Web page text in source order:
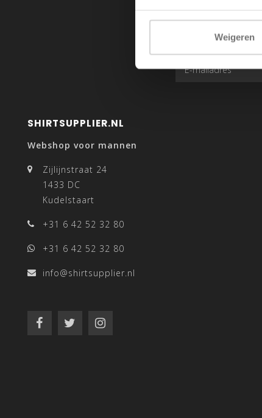
Weigeren
SHIRTSUPPLIER.NL
Webshop voor mannen
Zijlijnstraat 24
1433 DC
Kudelstaart
+31 6 42 52 32 80
+31 6 42 52 32 80
info@shirtsupplier.nl